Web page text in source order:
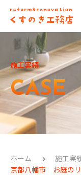
施工実績
CASE
ホーム
施工実
京都八幡市 お庭のリ